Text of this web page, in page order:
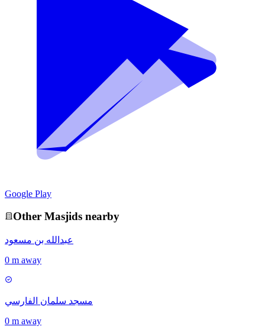
Google Play
Other Masjids nearby
عبدالله بن مسعود
0 m away
مسجد سلمان الفارسي
0 m away